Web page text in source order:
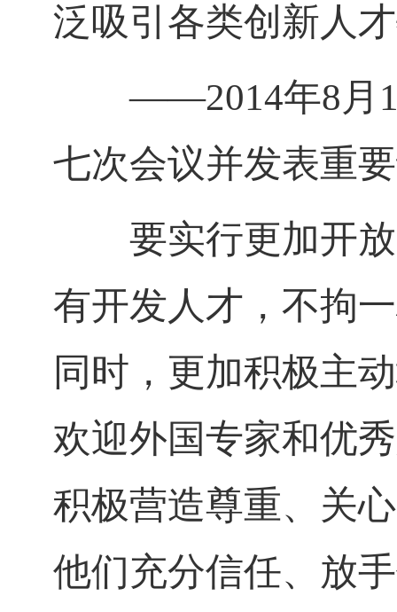
泛吸引各类创新人
——2014年8 月
七次会议并发表重
要实行更加开放
有开发人才，不拘
同时，更加积极主
欢迎外国专家和优
积极营造尊重、关
他们充分信任、放